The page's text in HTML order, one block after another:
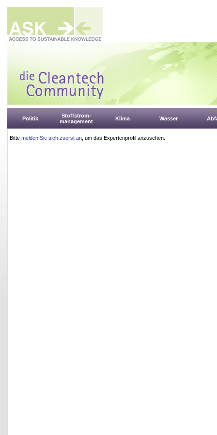
Politik
Stoffstrom-
management
Klima Wasser
Bitte melden Sie sich zuerst an , um das Expertenprofil anzusehen.